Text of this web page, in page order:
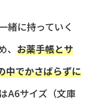
緒に持っていく
お薬手帳とサ
中でかさばらずに
A6サイズ（文庫